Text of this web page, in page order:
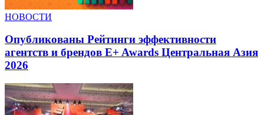
НОВОСТИ
Опубликованы Рейтинги эффективности
агентств и брендов E+ Awards Центральная Азия
2026